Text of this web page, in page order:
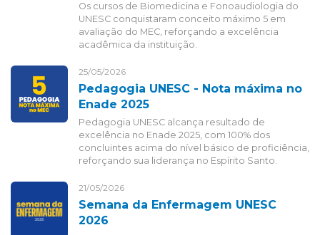
Os cursos de Biomedicina e Fonoaudiologia do
UNESC conquistaram conceito máximo 5 em
avaliação do MEC, reforçando a excelência
acadêmica da instituição.
25/05/2026
Pedagogia UNESC - Nota máxima no
Enade 2025
Pedagogia UNESC alcança resultado de
excelência no Enade 2025, com 100% dos
concluintes acima do nível básico de proficiência,
reforçando sua liderança no Espírito Santo.
21/05/2026
Semana da Enfermagem UNESC
2026